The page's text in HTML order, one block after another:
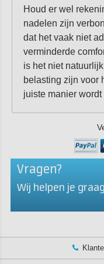
Houd er wel
nadelen zijn
dat het vaak niet
verminderde
is het niet
belasting zijn voor
juiste manier wordt
Vragen?
Wij helpen je